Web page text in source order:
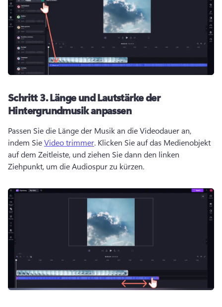
Schritt 3.Länge und Lautstärke der
Hintergrundmusik anpassen
Passen Sie die Länge der Musik an die Videodauer an,
indem Sie Video trimmer. Klicken Sie auf das Medienobjekt
auf dem Zeitleiste, und ziehen Sie dann den linken
Ziehpunkt, um die Audiospur zu kürzen.